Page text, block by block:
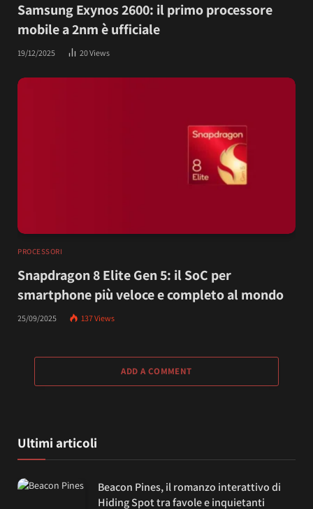
Samsung Exynos 2600: il primo processore
mobile a 2nm è ufficiale
19/12/2025 20Views
PROCESSORI
Snapdragon 8 Elite Gen 5: il SoC per
smartphone più veloce e completo al mondo
25/09/2025 137Views
ADD A COMMENT
Ultimi articoli
Beacon Pines, il romanzo interattivo di
Hiding Spot tra favole e inquietanti